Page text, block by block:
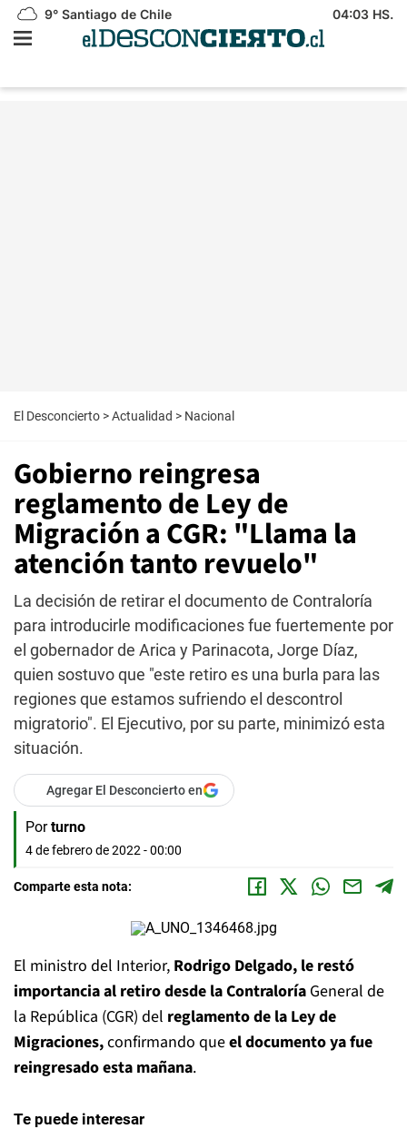
9° Santiago de Chile 04:03 HS.
El Desconcierto >Actualidad > Nacional
Gobierno reingresa
reglamento de Ley de
Migración a CGR: "Llama la
atención tanto revuelo"
La decisión de retirar el documento de Contraloría
para introducirle modificaciones fue fuertemente por
el gobernador de Arica y Parinacota, Jorge Díaz,
quien sostuvo que "este retiro es una burla para las
regiones que estamos sufriendo el descontrol
migratorio". El Ejecutivo, por su parte, minimizó esta
situación.
Agregar El Desconcierto en
Por turno
4 de febrero de 2022 - 00:00
Comparte esta nota:
El ministro del Interior, Rodrigo Delgado, le restó
importancia al retiro desde la Contraloría General de
la República (CGR) del reglamento de la Ley de
Migraciones,confirmando queel documento ya fue
reingresado esta mañana.
Te puede interesar